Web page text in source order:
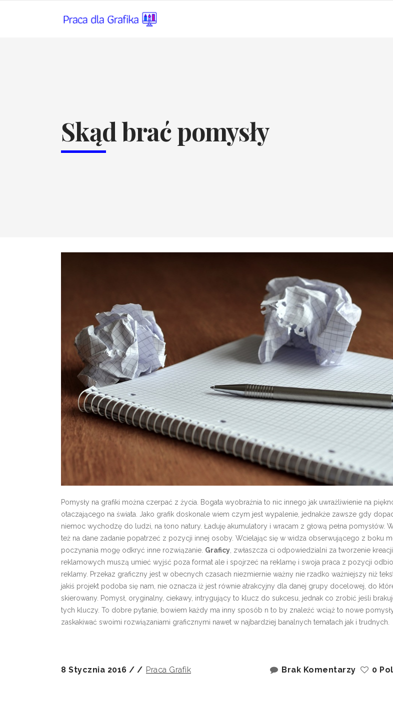
Skąd brać pomysły
Pomysły na grafiki można czerpać z życia. Bogata wyobraźnia to nic innego jak uwrażliwienie na
otaczającego na świata. Jako grafik doskonale wiem czym jest wypalenie, jednakże zawsze gdy
niemoc wychodzę do ludzi, na łono natury. Ładuję akumulatory i wracam z głową pełna pomysłów.
też na dane zadanie popatrzeć z pozycji innej osoby. Wcielając się w widza obserwującego z boku
poczynania mogę odkryć inne rozwiązanie. Graficy, zwłaszcza ci odpowiedzialni za tworzenie kreacji
reklamowych muszą umieć wyjść poza format ale i spojrzeć na reklamę i swoja praca z pozycji
reklamy. Przekaz graficzny jest w obecnych czasach niezmiernie ważny nie rzadko ważniejszy niż
jakiś projekt podoba się nam, nie oznacza iż jest równie atrakcyjny dla danej grupy docelowej, do
skierowany. Pomysł, oryginalny, ciekawy, intrygujący to klucz do sukcesu, jednak co zrobić jeśli
tych kluczy. To dobre pytanie, bowiem każdy ma inny sposób n to by znaleźć wciąż to nowe
zaskakiwać swoimi rozwiązaniami graficznymi nawet w najbardziej banalnych tematach jak i trudnych.
8 Stycznia 2016 Praca Grafik Brak Komentarzy 0